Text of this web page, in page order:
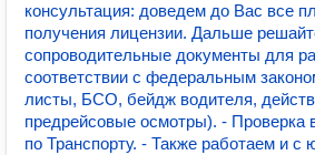
консультация: доведем до Вас все
получения лицензии. Дальше
сопроводительные документы для
соответствии с федеральным
листы, БСО, бейдж водителя,
предрейсовые осмотры). - Проверка
по Транспорту. - Также работаем и с